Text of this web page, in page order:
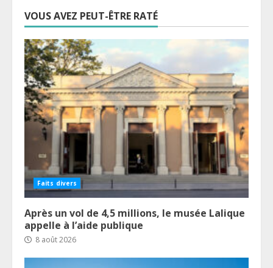
VOUS AVEZ PEUT-ÊTRE RATÉ
Faits divers
Après un vol de 4,5 millions, le musée Lalique
appelle à l’aide publique
8 août 2026